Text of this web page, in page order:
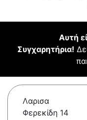
Αυτή
Συγχαρητήρια!
Λαρισα
Φερεκίδη 14